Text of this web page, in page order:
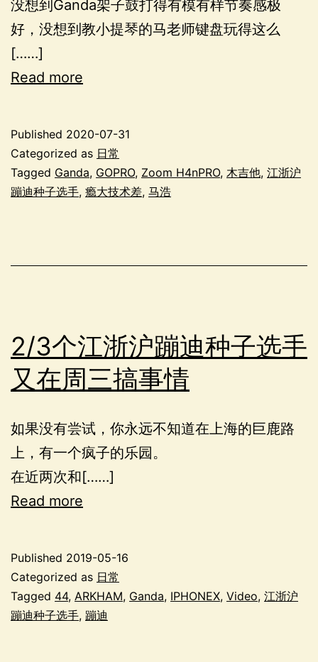
没想到Ganda架子鼓打得有模有样节奏感极
好，没想到教小提琴的马老师键盘玩得这么
[……]
Read more
Published 2020-07-31
Categorized as 日常
Tagged Ganda, GOPRO, Zoom H4nPRO, 木吉他, 江浙沪
蹦迪种子选手, 瘾大技术差, 马浩
2/3个江浙沪蹦迪种子选手
又在周三搞事情
如果没有尝试，你永远不知道在上海的巨鹿路
上，有一个疯子的乐园。
在近两次和[……]
Read more
Published 2019-05-16
Categorized as 日常
Tagged 44, ARKHAM, Ganda, IPHONEX, Video, 江浙沪
蹦迪种子选手, 蹦迪